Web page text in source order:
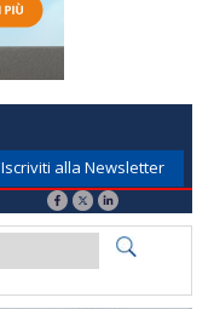
Iscriviti alla Newsletter